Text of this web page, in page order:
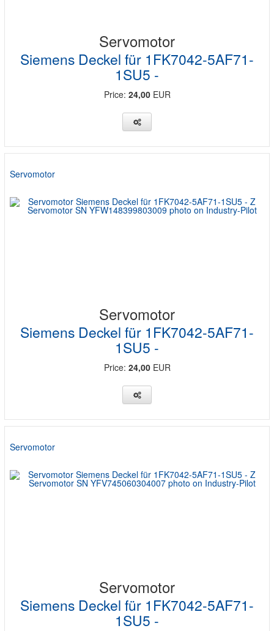
Servomotor
Siemens Deckel für 1FK7042-5AF71-
1SU5 -
Price: 24,00EUR
Servomotor
Servomotor
Siemens Deckel für 1FK7042-5AF71-
1SU5 -
Price: 24,00EUR
Servomotor
Servomotor
Siemens Deckel für 1FK7042-5AF71-
1SU5 -